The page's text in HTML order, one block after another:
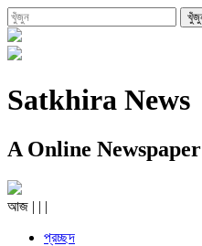
Satkhira News
A Online Newspaper
আজ | | |
প্রচ্ছদ